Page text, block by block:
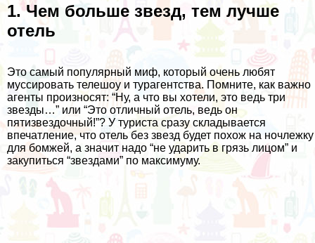
1. Чем больше звезд, тем лучше
отель
Это самый популярный миф, который очень любят
муссировать телешоу и турагентства. Помните, как важно
агенты произносят: “Ну, а что вы хотели, это ведь три
звезды…” или “Это отличный отель, ведь он
пятизвездочный!”? У туриста сразу складывается
впечатление, что отель без звезд будет похож на ночлежку
для бомжей, а значит надо “не ударить в грязь лицом” и
закупиться “звездами” по максимуму.